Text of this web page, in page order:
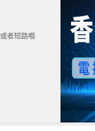
者短路嗰